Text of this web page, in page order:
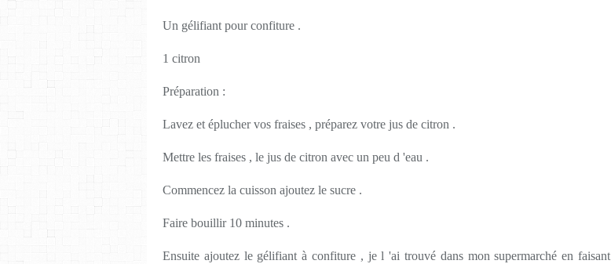
Un gélifiant pour confiture .
1 citron
Préparation :
Lavez et éplucher vos fraises , préparez votre jus de citron .
Mettre les fraises , le jus de citron avec un peu d 'eau .
Commencez la cuisson ajoutez le sucre .
Faire bouillir 10 minutes .
Ensuite ajoutez le gélifiant à confiture , je l 'ai trouvé dans mon supermarché en faisant